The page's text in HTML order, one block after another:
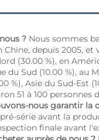
? Nous sommes
Chine, depuis 2005, et
(30.00 %), en
du Sud (10.00 %), au
%), Asie du Sud-Est
nous garantir la
série avant la
finale avant